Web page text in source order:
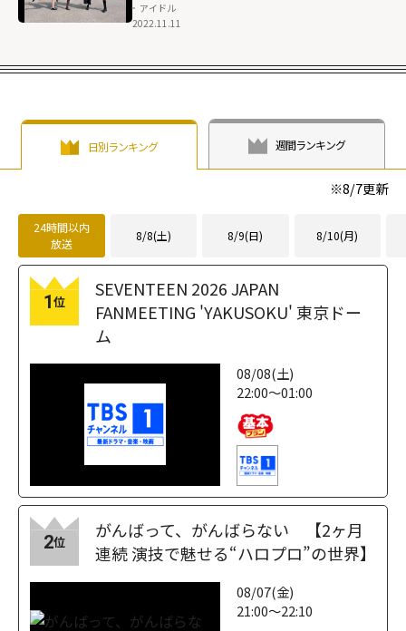
アイドル
2022.11.11
日別ランキング 週間ランキング
※8/7更新
24時間以内
放送
8/8(土) 8/9(日) 8/10(月)
1位
SEVENTEEN 2026 JAPAN
FANMEETING 'YAKUSOKU' 東京ドー
ム
08/08(土)
22:00～01:00
2位
がんばって、がんばらない 【2ヶ月
連続 演技で魅せる“ハロプロ”の世界】
08/07(金)
21:00～22:10